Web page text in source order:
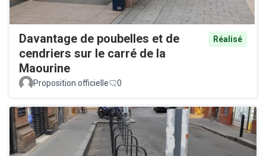
Davantage de poubelles et de
cendriers sur le carré de la
Maourine
Réalisé
Proposition officielle 0